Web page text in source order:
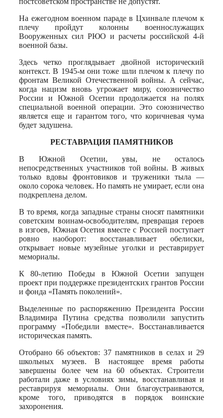
На ежегодном военном параде в Цхинвале плечом к
плечу пройдут колонны военнослужащих
Вооруженных сил РЮО и расчеты российской 4-й
военной базы.
Здесь четко проглядывает двойной исторический
контекст. В 1945-м они тоже шли плечом к плечу по
фронтам Великой Отечественной войны. А сейчас,
когда нацизм вновь угрожает миру, союзничество
России и Южной Осетии продолжается на полях
специальной военной операции. Это союзничество
является еще и гарантом того, что коричневая чума
будет задушена.
РЕСТАВРАЦИЯ ПАМЯТНИКОВ
В Южной Осетии, увы, не осталось
непосредственных участников той войны. В живых
только вдовы фронтовиков и труженики тыла —
около сорока человек. Но память не умирает, если она
подкреплена делом.
В то время, когда западные страны сносят памятники
советским воинам-освободителям, превращая героев
в изгоев, Южная Осетия вместе с Россией поступает
ровно наоборот: восстанавливает обелиски,
открывает новые музейные уголки и реставрирует
мемориалы.
К 80-летию Победы в Южной Осетии запущен
проект при поддержке президентских грантов России
и фонда «Память поколений».
Выделенные по распоряжению Президента России
Владимира Путина средства позволили запустить
программу «Победили вместе». Восстанавливается
историческая память.
Отобрано 66 объектов: 37 памятников в селах и 29
школьных музеев. В настоящее время работы
завершены более чем на 60 объектах. Строители
работали даже в условиях зимы, восстанавливая и
реставрируя мемориалы. Они благоустраиваются,
кроме того, приводятся в порядок воинские
захоронения.